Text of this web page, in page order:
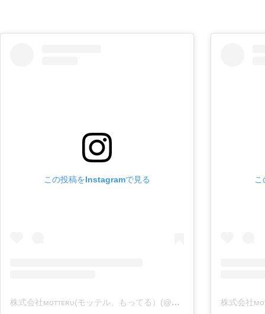
この投稿をInstagramで見る
株式会社ᴍᴏᴛᴛᴇʀᴜ(モッテル、もってる）(@motteru_enjoy)がシェアした投稿